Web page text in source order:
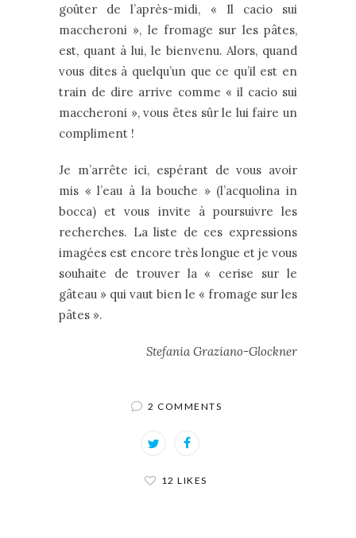
goûter de l’après-midi, « Il cacio sui
maccheroni », le fromage sur les pâtes,
est, quant à lui, le bienvenu. Alors, quand
vous dites à quelqu’un que ce qu’il est en
train de dire arrive comme « il cacio sui
maccheroni », vous êtes sûr le lui faire un
compliment !
Je m’arrête ici, espérant de vous avoir
mis « l’eau à la bouche » (l’acquolina in
bocca) et vous invite à poursuivre les
recherches. La liste de ces expressions
imagées est encore très longue et je vous
souhaite de trouver la « cerise sur le
gâteau » qui vaut bien le « fromage sur les
pâtes ».
Stefania Graziano-Glockner
2 COMMENTS
12 LIKES